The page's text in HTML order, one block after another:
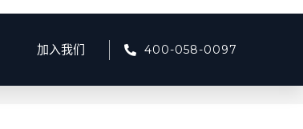
加入我们 400-058-0097
> BI商业智能 > 第 3页